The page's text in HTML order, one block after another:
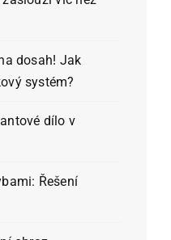
dosah! Jak
systém?
dílo v
Řešení